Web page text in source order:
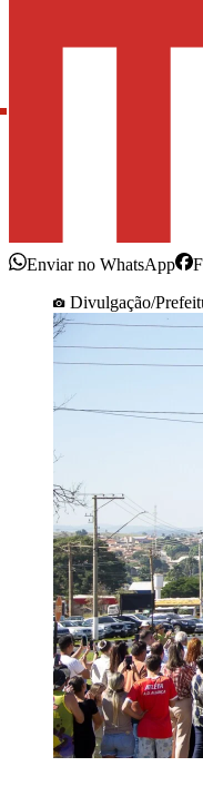
Enviar no WhatsApp
Divulgação/